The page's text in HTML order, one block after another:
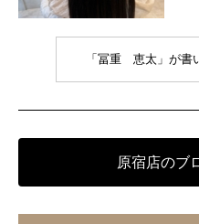
「冨重 恵太」が書
原宿店のブ